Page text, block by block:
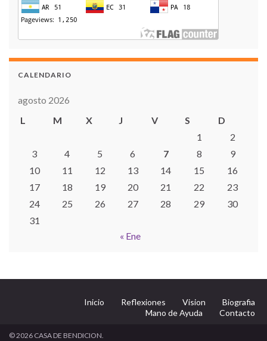
CALENDARIO
agosto 2026
L
M X J V S
D
1
2
3
4 5 6 7 8
9
10
11 12 13 14 15
16
17
18 19 20 21 22
23
24
25 26 27 28 29
30
31
« Ene
Inicio Reflexiones Vision
Biografia
Mano de Ayuda
Contacto
© 2026 CASA DE BENDICION.